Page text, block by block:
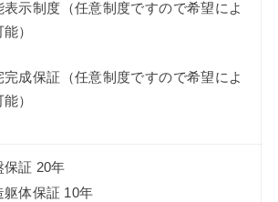
表示制度（任意制度ですので希望によ
能）
完成保証（任意制度ですので希望によ
）
保証 20年
躯体保証 10年